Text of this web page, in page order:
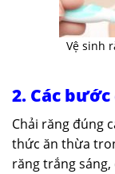
Vệ sinh
2. Các
Chải răng đúng
thức ăn thừa
răng trắng